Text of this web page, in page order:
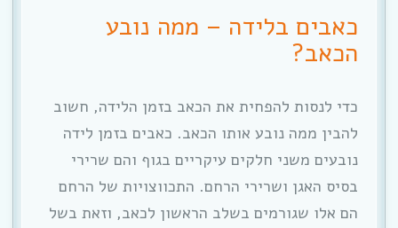
כאבים בלידה – ממה נובע
הכאב?
כדי לנסות להפחית את הכאב בזמן הלידה, חשוב
להבין ממה נובע אותו הכאב. כאבים בזמן לידה
נובעים משני חלקים עיקריים בגוף והם שרירי
בסיס האגן ושרירי הרחם. התכווצויות של הרחם
הם אלו שגורמים בשלב הראשון לכאב, וזאת בשל